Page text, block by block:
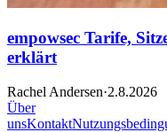
empowsec Tarife,
erklärt
Rachel Andersen·2.8.2026
Über
unsKontakt